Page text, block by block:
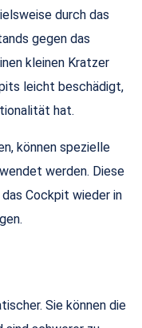
durch das
gegen das
kleinen Kratzer
leicht beschädigt,
hat.
können spezielle
werden. Diese
Cockpit wieder in
Sie können die